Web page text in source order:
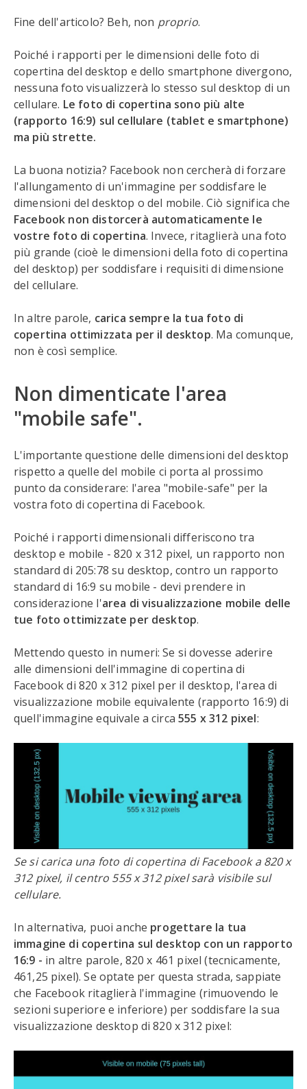
Fine dell'articolo? Beh, non proprio.
Poiché i rapporti per le dimensioni delle foto di
copertina del desktop e dello smartphone divergono,
nessuna foto visualizzerà lo stesso sul desktop di un
cellulare. Le foto di copertina sono più alte
(rapporto 16:9) sul cellulare (tablet e smartphone)
ma più strette.
La buona notizia? Facebook non cercherà di forzare
l'allungamento di un'immagine per soddisfare le
dimensioni del desktop o del mobile. Ciò significa che
Facebook non distorcerà automaticamente le
vostre foto di copertina. Invece, ritaglierà una foto
più grande (cioè le dimensioni della foto di copertina
del desktop) per soddisfare i requisiti di dimensione
del cellulare.
In altre parole, carica sempre la tua foto di
copertina ottimizzata per il desktop. Ma comunque,
non è così semplice.
Non dimenticate l'area
"mobile safe".
L'importante questione delle dimensioni del desktop
rispetto a quelle del mobile ci porta al prossimo
punto da considerare: l'area "mobile-safe" per la
vostra foto di copertina di Facebook.
Poiché i rapporti dimensionali differiscono tra
desktop e mobile - 820 x 312 pixel, un rapporto non
standard di 205:78 su desktop, contro un rapporto
standard di 16:9 su mobile - devi prendere in
considerazione l'area di visualizzazione mobile delle
tue foto ottimizzate per desktop.
Mettendo questo in numeri: Se si dovesse aderire
alle dimensioni dell'immagine di copertina di
Facebook di 820 x 312 pixel per il desktop, l'area di
visualizzazione mobile equivalente (rapporto 16:9) di
quell'immagine equivale a circa555 x 312 pixel:
Se si carica una foto di copertina di Facebook a 820 x
312 pixel, il centro 555 x 312 pixel sarà visibile sul
cellulare.
In alternativa, puoi anche progettare la tua
immagine di copertina sul desktop con un rapporto
16:9 - in altre parole, 820 x 461 pixel (tecnicamente,
461,25 pixel). Se optate per questa strada, sappiate
che Facebook ritaglierà l'immagine (rimuovendo le
sezioni superiore e inferiore) per soddisfare la sua
visualizzazione desktop di 820 x 312 pixel: